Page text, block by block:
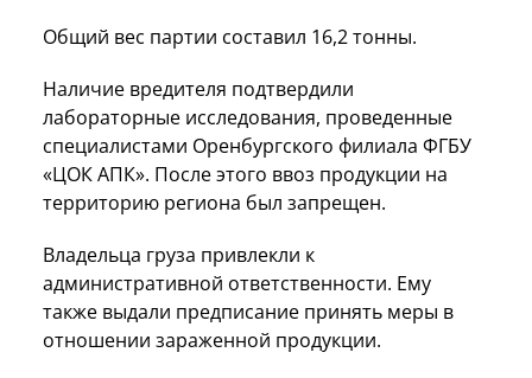
Общий вес партии составил 16,2 тонны.
Наличие вредителя подтвердили
лабораторные исследования, проведенные
специалистами Оренбургского филиала ФГБУ
«ЦОК АПК». После этого ввоз продукции на
территорию региона был запрещен.
Владельца груза привлекли к
административной ответственности. Ему
также выдали предписание принять меры в
отношении зараженной продукции.